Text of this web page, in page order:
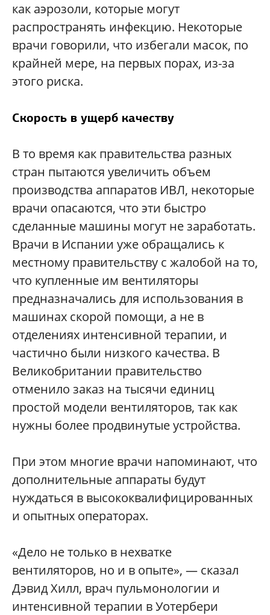
как аэрозоли, которые могут
распространять инфекцию. Некоторые
врачи говорили, что избегали масок, по
крайней мере, на первых порах, из-за
этого риска.
Скорость в ущерб качеству
В то время как правительства разных
стран пытаются увеличить объем
производства аппаратов ИВЛ, некоторые
врачи опасаются, что эти быстро
сделанные машины могут не заработать.
Врачи в Испании уже обращались к
местному правительству с жалобой на то,
что купленные им вентиляторы
предназначались для использования в
машинах скорой помощи, а не в
отделениях интенсивной терапии, и
частично были низкого качества. В
Великобритании правительство
отменило заказ на тысячи единиц
простой модели вентиляторов, так как
нужны более продвинутые устройства.
При этом многие врачи напоминают, что
дополнительные аппараты будут
нуждаться в высококвалифицированных
и опытных операторах.
«Дело не только в нехватке
вентиляторов, но и в опыте», — сказал
Дэвид Хилл, врач пульмонологии и
интенсивной терапии в Уотербери